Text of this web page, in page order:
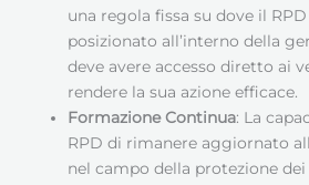
una regola fissa su dove il
posizionato all’interno della
deve avere accesso diretto ai
rendere la sua azione efficace.
Formazione Continua: La
RPD di rimanere aggiornato
nel campo della protezione